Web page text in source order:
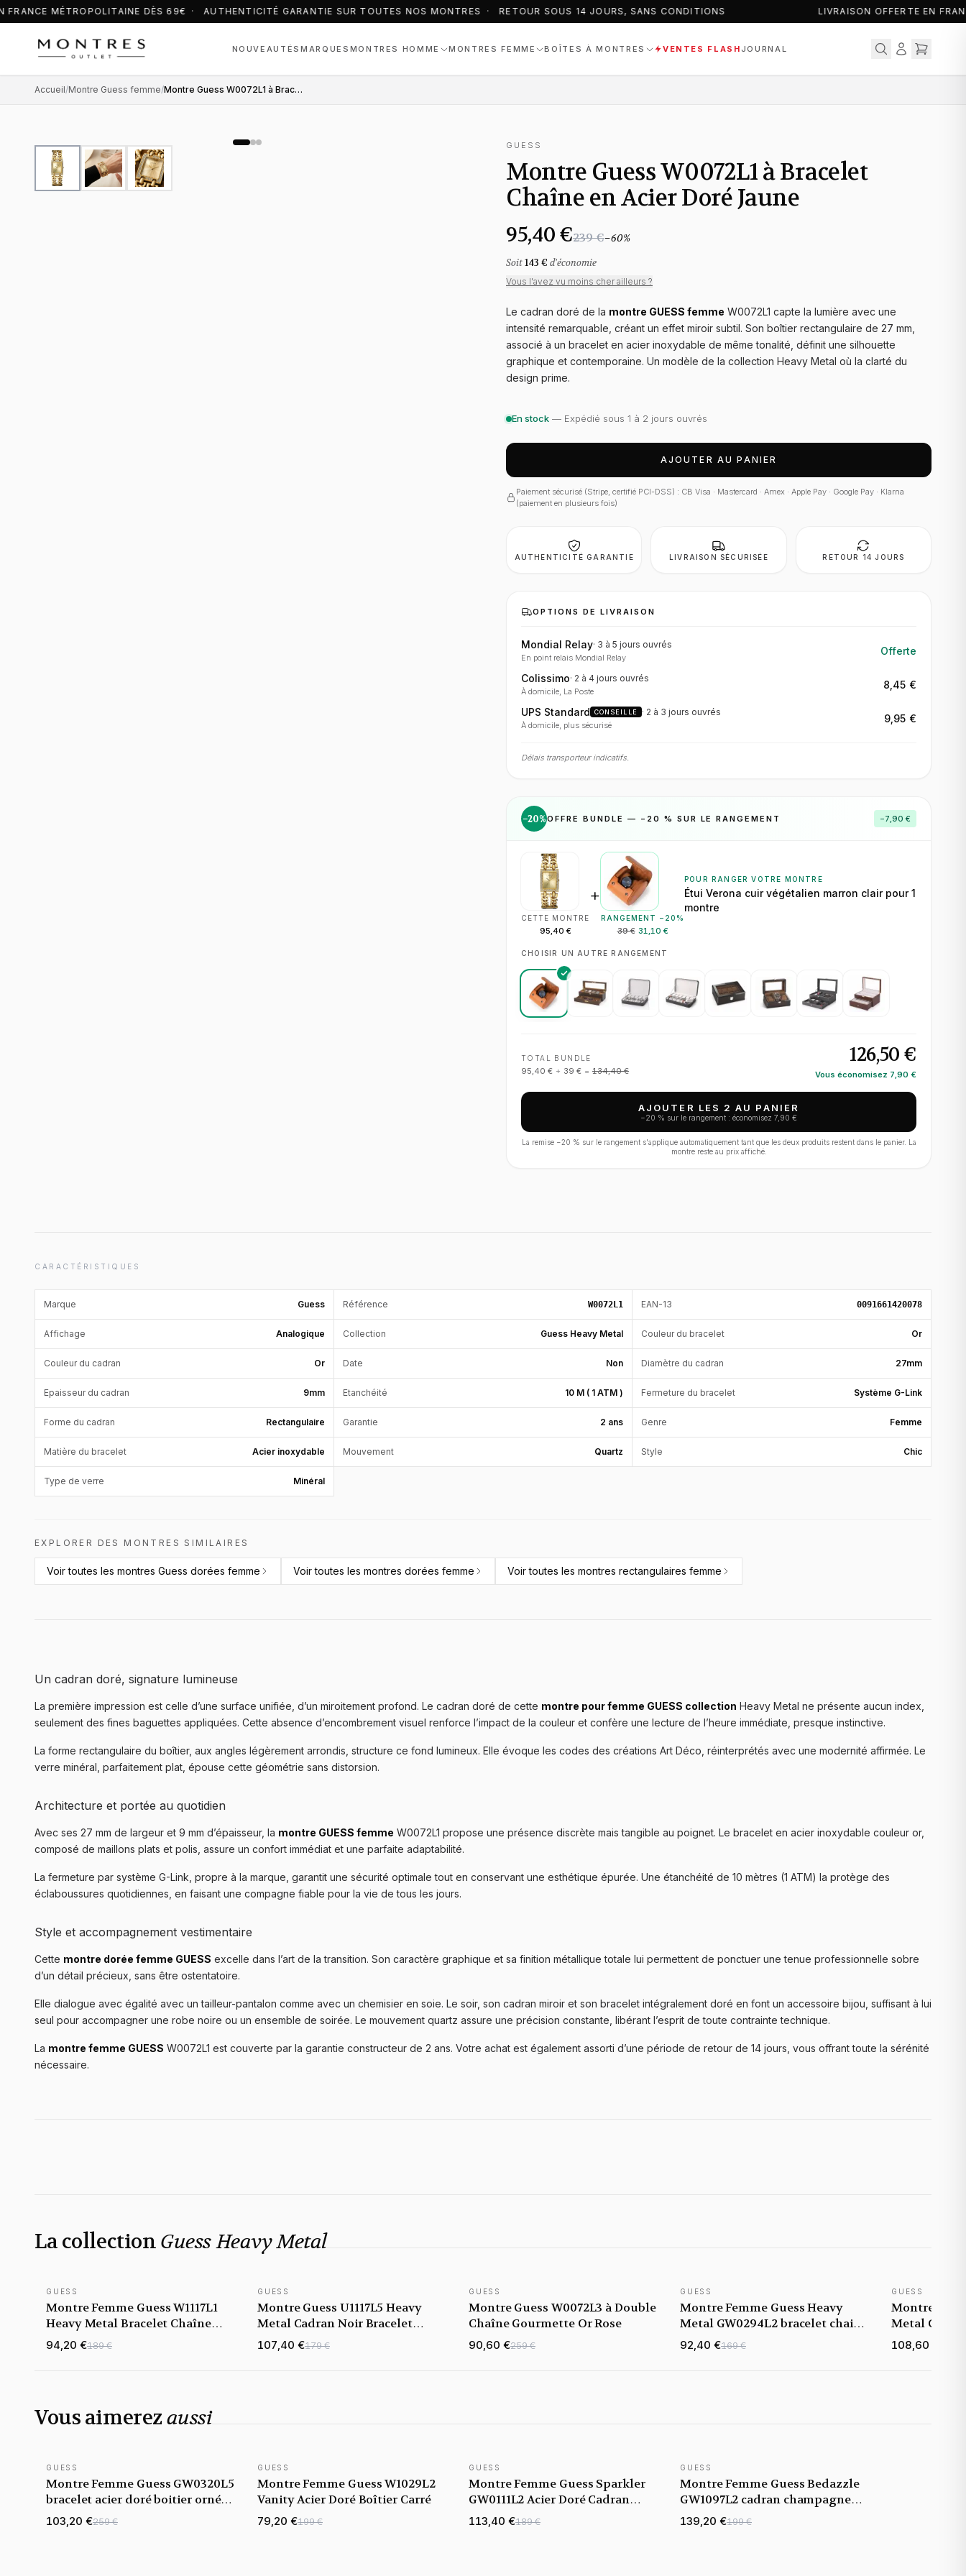
MÉTROPOLITAINE DÈS 69€ · AUTHENTICITÉ GARANTIE SUR TOUTES NOS MONTRES · RETOUR SOUS 14 JOURS, SANS CONDITIONS LIVRAISON OFFERTE EN
NOUVEAUTÉSMARQUES MONTRES HOMME MONTRES FEMME BOÎTES À MONTRES VENTES FLASH JOURNAL
Accueil/Montre Guess femme/ Montre Guess W0072L1 à Bracelet Chaîne en Acier Doré Jaune
GUESS
Montre Guess W0072L1 à Bracelet
Chaîne en Acier Doré Jaune
95,40 €239 €−60%
Soit143 € d'économie
Vous l'avez vu moins cher ailleurs ?
Le cadran doré de la montre GUESS femme W0072L1 capte la lumière avec une
intensité remarquable, créant un effet miroir subtil. Son boîtier rectangulaire de 27 mm,
associé à un bracelet en acier inoxydable de même tonalité, définit une silhouette
graphique et contemporaine. Un modèle de la collection Heavy Metal où la clarté du
design prime.
En stock — Expédié sous 1 à 2 jours ouvrés
AJOUTER AU PANIER
Paiement sécurisé (Stripe, certifié PCI-DSS) : CB Visa · Mastercard · Amex · Apple Pay · Google Pay · Klarna
(paiement en plusieurs fois)
AUTHENTICITÉ GARANTIE LIVRAISON SÉCURISÉE RETOUR 14 JOURS
OPTIONS DE LIVRAISON
Mondial Relay· 3 à 5 jours ouvrés
En point relais Mondial Relay
Offerte
Colissimo· 2 à 4 jours ouvrés
À domicile, La Poste
8,45 €
UPS Standard CONSEILLÉ · 2 à 3 jours ouvrés
À domicile, plus sécurisé
9,95 €
Délais transporteur indicatifs.
−20%OFFRE BUNDLE — − 20 % SUR LE RANGEMENT −7,90 €
CETTE MONTRE
95,40 €
+
RANGEMENT − 20 %
39 € 31,10 €
POUR RANGER VOTRE MONTRE
Étui Verona cuir végétalien marron clair pour 1
montre
CHOISIR UN AUTRE RANGEMENT
TOTAL BUNDLE
95,40 € + 39 € = 134,40 €
126,50 €
Vous économisez 7,90 €
AJOUTER LES 2 AU PANIER
−20 % sur le rangement : économisez 7,90 €
La remise −20 % sur le rangement s'applique automatiquement tant que les deux produits restent dans le panier. La
montre reste au prix affiché.
CARACTÉRISTIQUES
Marque Guess Référence W0072L1 EAN-13 0091661420078
Affichage Analogique Collection Guess Heavy Metal Couleur du bracelet Or
Couleur du cadran Or Date Non Diamètre du cadran 27mm
Epaisseur du cadran 9mm Etanchéité 10 M ( 1 ATM ) Fermeture du bracelet Système G-Link
Forme du cadran Rectangulaire Garantie 2 ans Genre Femme
Matière du bracelet Acier inoxydable Mouvement Quartz Style Chic
Type de verre Minéral
EXPLORER DES MONTRES SIMILAIRES
Voir toutes les montres Guess dorées femme Voir toutes les montres dorées femme Voir toutes les montres rectangulaires femme
Un cadran doré, signature lumineuse
La première impression est celle d’une surface unifiée, d’un miroitement profond. Le cadran doré de cette montre pour femme GUESS collection Heavy Metal ne présente aucun index,
seulement des fines baguettes appliquées. Cette absence d’encombrement visuel renforce l’impact de la couleur et confère une lecture de l’heure immédiate, presque instinctive.
La forme rectangulaire du boîtier, aux angles légèrement arrondis, structure ce fond lumineux. Elle évoque les codes des créations Art Déco, réinterprétés avec une modernité affirmée. Le
verre minéral, parfaitement plat, épouse cette géométrie sans distorsion.
Architecture et portée au quotidien
Avec ses 27 mm de largeur et 9 mm d’épaisseur, la montre GUESS femme W0072L1 propose une présence discrète mais tangible au poignet. Le bracelet en acier inoxydable couleur or,
composé de maillons plats et polis, assure un confort immédiat et une parfaite adaptabilité.
La fermeture par système G-Link, propre à la marque, garantit une sécurité optimale tout en conservant une esthétique épurée. Une étanchéité de 10 mètres (1 ATM) la protège des
éclaboussures quotidiennes, en faisant une compagne fiable pour la vie de tous les jours.
Style et accompagnement vestimentaire
Cette montre dorée femme GUESS excelle dans l’art de la transition. Son caractère graphique et sa finition métallique totale lui permettent de ponctuer une tenue professionnelle sobre
d’un détail précieux, sans être ostentatoire.
Elle dialogue avec égalité avec un tailleur-pantalon comme avec un chemisier en soie. Le soir, son cadran miroir et son bracelet intégralement doré en font un accessoire bijou, suffisant à lui
seul pour accompagner une robe noire ou un ensemble de soirée. Le mouvement quartz assure une précision constante, libérant l’esprit de toute contrainte technique.
La montre femme GUESS W0072L1 est couverte par la garantie constructeur de 2 ans. Votre achat est également assorti d’une période de retour de 14 jours, vous offrant toute la sérénité
nécessaire.
La collectionGuess Heavy Metal
GUESS
Montre Femme Guess W1117L1
Heavy Metal Bracelet Chaîne
Acier Argenté
94,20 €189 €
GUESS
Montre Guess U1117L5 Heavy
Metal Cadran Noir Bracelet
Chaine G-Link
107,40 €179 €
GUESS
Montre Guess W0072L3 à Double
Chaîne Gourmette Or Rose
90,60 €259 €
GUESS
Montre Femme Guess Heavy
Metal GW0294L2 bracelet chaine
en acier doré
92,40 €169 €
GUESS
Montre
Metal
en acier
108,60 €
Vous aimerezaussi
GUESS
Montre Femme Guess GW0320L5
bracelet acier doré boitier orné
de strass
103,20 €259 €
GUESS
Montre Femme Guess W1029L2
Vanity Acier Doré Boîtier Carré
79,20 €199 €
GUESS
Montre Femme Guess Sparkler
GW0111L2 Acier Doré Cadran
Noir Cristaux
113,40 €189 €
NOUVEAUTÉ
GUESS
Montre Femme Guess Bedazzle
GW1097L2 cadran champagne
doré bracelet acier
139,20 €199 €